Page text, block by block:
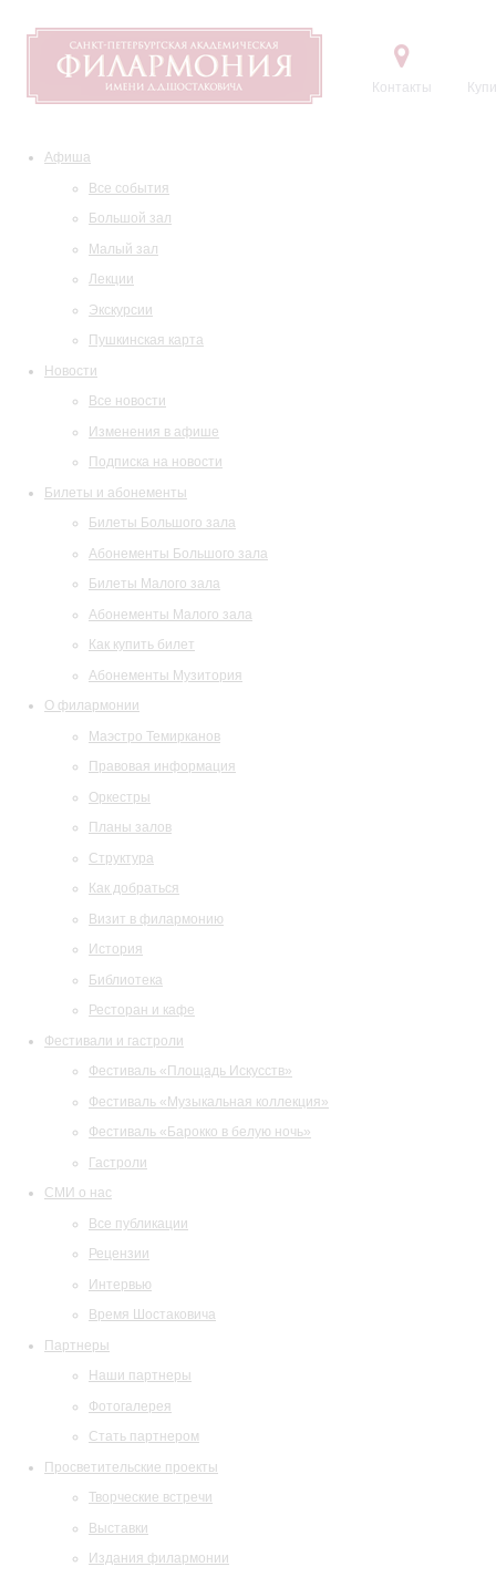
Контакты
Афиша
Все события
Большой зал
Малый зал
Лекции
Экскурсии
Пушкинская карта
Новости
Все новости
Изменения в афише
Подписка на новости
Билеты и абонементы
Билеты Большого зала
Абонементы Большого зала
Билеты Малого зала
Абонементы Малого зала
Как купить билет
Абонементы Музитория
О филармонии
Маэстро Темирканов
Правовая информация
Оркестры
Планы залов
Структура
Как добраться
Визит в филармонию
История
Библиотека
Ресторан и кафе
Фестивали и гастроли
Фестиваль «Площадь Искусств»
Фестиваль «Музыкальная коллекция»
Фестиваль «Барокко в белую ночь»
Гастроли
СМИ о нас
Все публикации
Рецензии
Интервью
Время Шостаковича
Партнеры
Наши партнеры
Фотогалерея
Стать партнером
Просветительские проекты
Творческие встречи
Выставки
Издания филармонии